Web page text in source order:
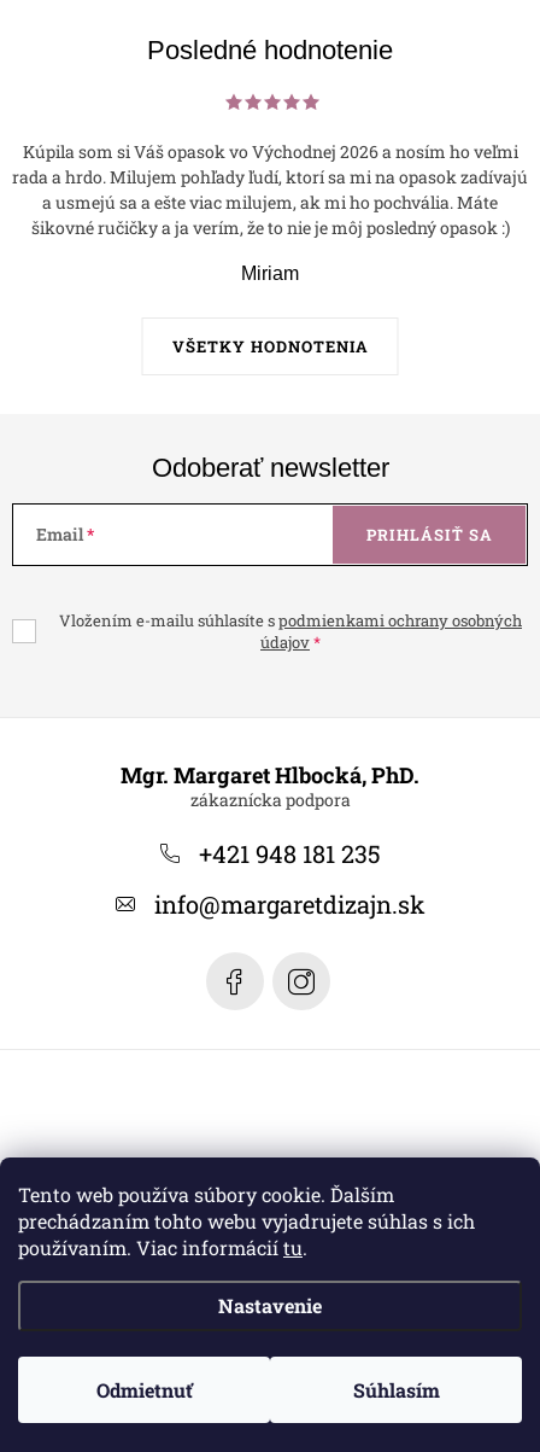
Tento web používa súbory cookie. Ďalším
prechádzaním tohto webu vyjadrujete súhlas s ich
používaním. Viac informáciítu.
Nastavenie
Odmietnuť Súhlasím
Posledné hodnotenie
VŠETKY HODNOTENIA
Kúpila som si Váš opasok vo Východnej 2026 a nosím ho veľmi
rada a hrdo. Milujem pohľady ľudí, ktorí sa mi na opasok zadívajú
a usmejú sa a ešte viac milujem, ak mi ho pochvália. Máte
šikovné ručičky a ja verím, že to nie je môj posledný opasok :)
Miriam
Odoberať newsletter
Email
Vložením e-mailu súhlasíte spodmienkami ochrany osobných
údajov
PRIHLÁSIŤ SA
Mgr. Margaret Hlbocká, PhD.
+421 948 181 235
info@margaretdizajn.sk
Copyright 2026Margaret dizajn. Všetky práva vyhradené.